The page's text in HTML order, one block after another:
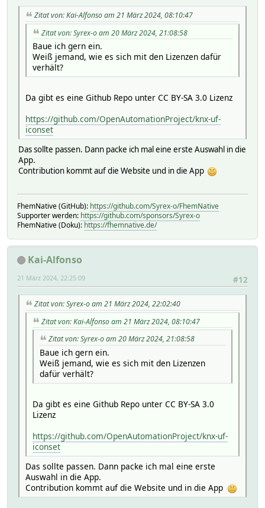
Zitat von: Kai-Alfonso am 21 März 2024, 08:10:47
Zitat von: Syrex-o am 20 März 2024, 21:08:58
Baue ich gern ein.
Weiß jemand, wie es sich mit den Lizenzen dafür
verhält?
Da gibt es eine Github Repo unter CC BY-SA 3.0 Lizenz
https://github.com/OpenAutomationProject/knx-uf-
iconset
Das sollte passen. Dann packe ich mal eine erste Auswahl in die
App.
Contribution kommt auf die Website und in die App
FhemNative (GitHub): https://github.com/Syrex-o/FhemNative
Supporter werden: https://github.com/sponsors/Syrex-o
FhemNative (Doku): https://fhemnative.de/
Kai-Alfonso
#12
21 März 2024, 22:25:09
Zitat von: Syrex-o am 21 März 2024, 22:02:40
Zitat von: Kai-Alfonso am 21 März 2024, 08:10:47
Zitat von: Syrex-o am 20 März 2024, 21:08:58
Baue ich gern ein.
Weiß jemand, wie es sich mit den Lizenzen
dafür verhält?
Da gibt es eine Github Repo unter CC BY-SA 3.0
Lizenz
https://github.com/OpenAutomationProject/knx-uf-
iconset
Das sollte passen. Dann packe ich mal eine erste
Auswahl in die App.
Contribution kommt auf die Website und in die App